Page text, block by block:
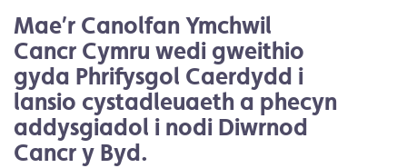
Mae’r Canolfan Ymchwil
Cancr Cymru wedi gweithio
gyda Phrifysgol Caerdydd i
lansio cystadleuaeth a phecyn
addysgiadol i nodi Diwrnod
Cancr y Byd.